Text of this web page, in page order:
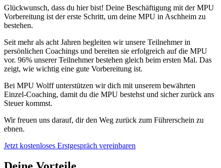
Glückwunsch, dass du hier bist! Deine Beschäftigung mit der MPU
Vorbereitung ist der erste Schritt, um deine MPU in Aschheim zu
bestehen.
Seit mehr als acht Jahren begleiten wir unsere Teilnehmer in
persönlichen Coachings und bereiten sie erfolgreich auf die MPU
vor. 96% unserer Teilnehmer bestehen gleich beim ersten Mal. Das
zeigt, wie wichtig eine gute Vorbereitung ist.
Bei MPU Wolff unterstützen wir dich mit unserem bewährten
Einzel-Coaching, damit du die MPU bestehst und sicher zurück ans
Steuer kommst.
Wir freuen uns darauf, dir den Weg zurück zum Führerschein zu
ebnen.
Jetzt kostenloses Erstgespräch vereinbaren